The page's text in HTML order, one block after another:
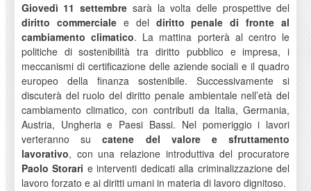
Giovedì 11 settembre sarà la volta delle prospettive del
diritto commercialee del diritto penale di fronte al
cambiamento climatico. La mattina porterà al centro le
politiche di sostenibilità tra diritto pubblico e impresa, i
meccanismi di certificazione delle aziende sociali e il quadro
europeo della finanza sostenibile. Successivamente si
discuterà del ruolo del diritto penale ambientale nell’età del
cambiamento climatico, con contributi da Italia, Germania,
Austria, Ungheria e Paesi Bassi. Nel pomeriggio i lavori
verteranno sucatene del valore e sfruttamento
lavorativo, con una relazione introduttiva del procuratore
Paolo Storari e interventi dedicati alla criminalizzazione del
lavoro forzato e ai diritti umani in materia di lavoro dignitoso.